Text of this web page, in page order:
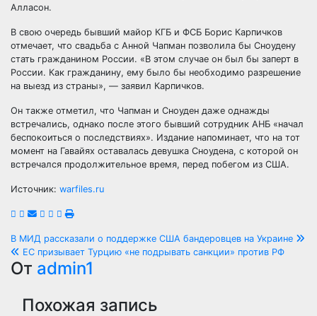
Алласон.
В свою очередь бывший майор КГБ и ФСБ Борис Карпичков
отмечает, что свадьба с Анной Чапман позволила бы Сноудену
стать гражданином России. «В этом случае он был бы заперт в
России. Как гражданину, ему было бы необходимо разрешение
на выезд из страны», — заявил Карпичков.
Он также отметил, что Чапман и Сноуден даже однажды
встречались, однако после этого бывший сотрудник АНБ «начал
беспокоиться о последствиях». Издание напоминает, что на тот
момент на Гавайях оставалась девушка Сноудена, с которой он
встречался продолжительное время, перед побегом из США.
Источник: warfiles.ru
Навигация
по
записям
В МИД рассказали о поддержке США бандеровцев на Украине
ЕС призывает Турцию «не подрывать санкции» против РФ
От admin1
Похожая запись